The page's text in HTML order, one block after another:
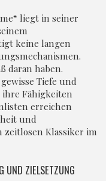
liegt in seiner
keine langen
daran haben.
Tiefe und
Fähigkeiten
erreichen
und
zeitlosen Klassiker im
UND ZIELSETZUNG